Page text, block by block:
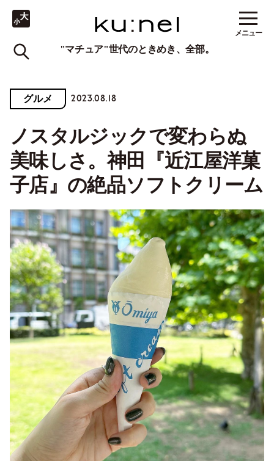
"マチュア"世代のときめき、全部。
メニュー
グルメ 2023.08.18
ノスタルジックで変わらぬ
美味しさ。神田『近江屋洋菓
子店』の絶品ソフトクリーム